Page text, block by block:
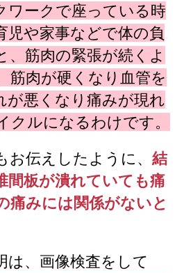
ワークで座っている時
児や家事などで体の負
、筋肉の緊張が続くよ
筋肉が硬くなり血管を
が悪くなり痛みが現れ
クルになるわけです。
伝えしたように、 結
間板が潰れていても痛
痛みには関係がないと
は、画像検査をして